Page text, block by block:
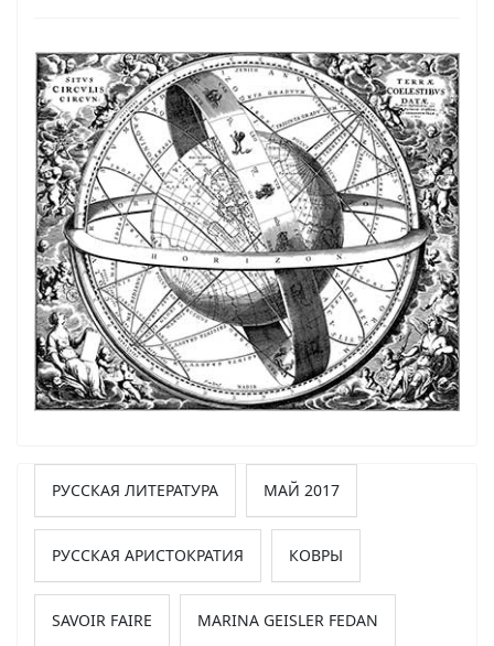
РУССКАЯ ЛИТЕРАТУРА МАЙ 2017
РУССКАЯ АРИСТОКРАТИЯ КОВРЫ
SAVOIR FAIRE MARINA GEISLER FEDAN